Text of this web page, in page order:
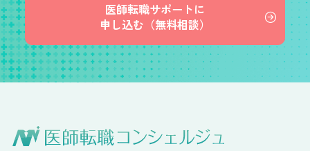
医師転職サポートに
申し込む（無料相談）